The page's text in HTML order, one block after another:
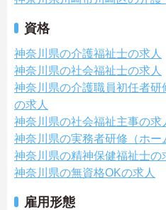
資格
神奈川県の介護福祉士の求人
神奈川県の社会福祉士の求人
神奈川県の介護職員初任者研
の求人
神奈川県の社会福祉主事の求
神奈川県の実務者研修（ホー
神奈川県の精神保健福祉士の
神奈川県の無資格OKの求人
雇用形態